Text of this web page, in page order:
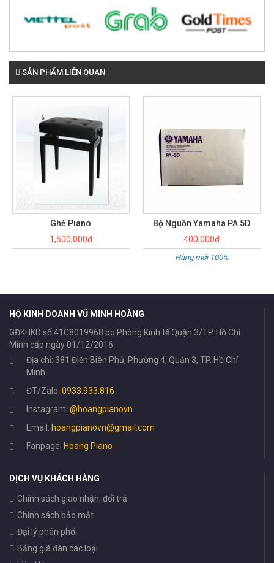
SẢN PHẨM LIÊN QUAN
Ghế Piano
1,500,000đ
Bộ Nguồn Yamaha PA 5D
400,000đ
Hàng mới 100%
HỘ KINH DOANH VŨ MINH HOÀNG
GĐKHKD số 41C8019968 do Phòng Kinh tế Quận 3/TP. Hồ Chí
Minh cấp ngày 01/12/2016.
Địa chỉ: 381 Điện Biên Phủ, Phường 4, Quận 3, TP. Hồ Chí
Minh.
ĐT/Zalo: 0933.933.816
Instagram: @hoangpianovn
Email: hoangpianovn@gmail.com
Fanpage: Hoang Piano
DỊCH VỤ KHÁCH HÀNG
Chính sách giao nhận, đổi trả
Chính sách bảo mật
Đại lý phân phối
Bảng giá đàn các loại